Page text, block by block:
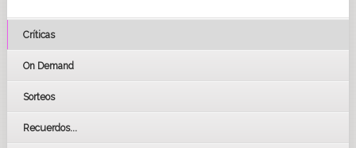
Críticas
On Demand
Sorteos
Recuerdos...